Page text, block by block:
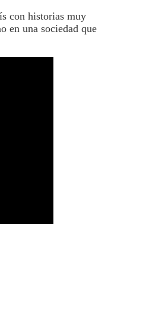
con historias muy
en una sociedad que